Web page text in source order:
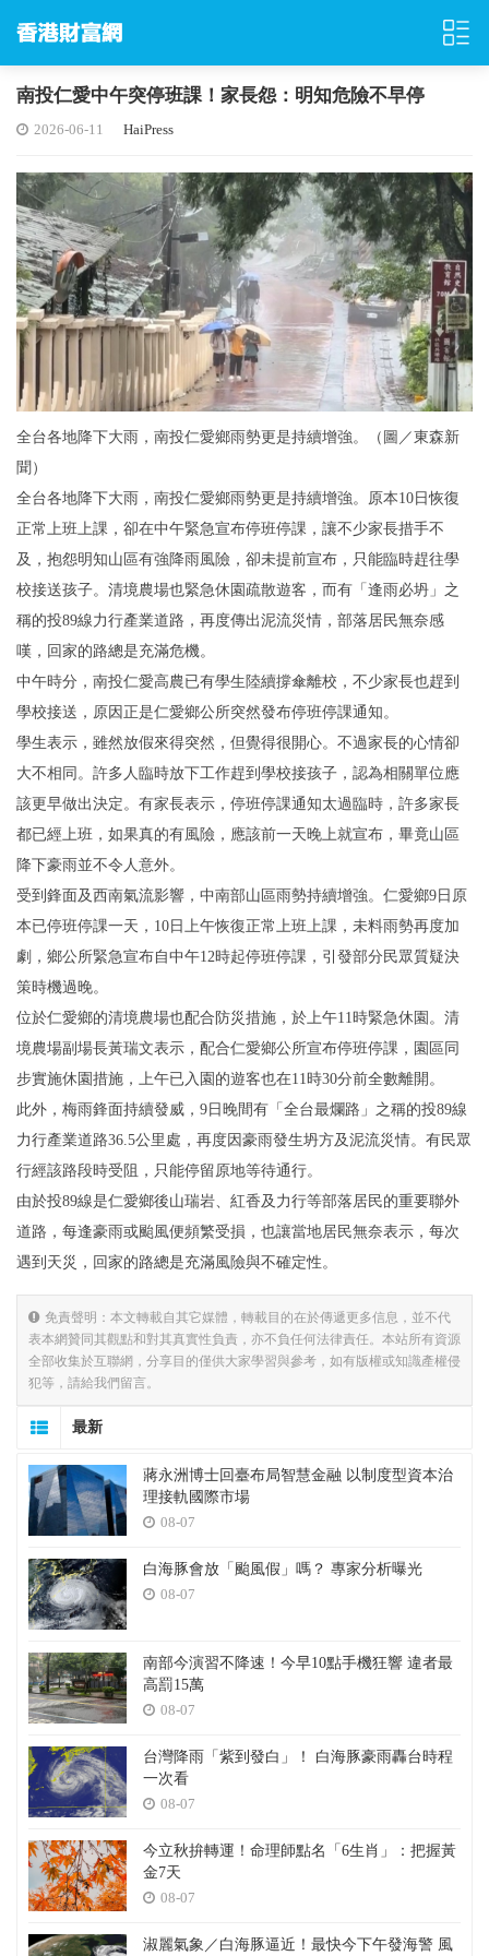
南投仁愛中午突停班課！家長怨：明知危險不早停
2026-06-11 HaiPress
全台各地降下大雨，南投仁愛鄉雨勢更是持續增強。（圖／東森新
聞）
全台各地降下大雨，南投仁愛鄉雨勢更是持續增強。原本10日恢復
正常上班上課，卻在中午緊急宣布停班停課，讓不少家長措手不
及，抱怨明知山區有強降雨風險，卻未提前宣布，只能臨時趕往學
校接送孩子。清境農場也緊急休園疏散遊客，而有「逢雨必坍」之
稱的投89線力行產業道路，再度傳出泥流災情，部落居民無奈感
嘆，回家的路總是充滿危機。
中午時分，南投仁愛高農已有學生陸續撐傘離校，不少家長也趕到
學校接送，原因正是仁愛鄉公所突然發布停班停課通知。
學生表示，雖然放假來得突然，但覺得很開心。不過家長的心情卻
大不相同。許多人臨時放下工作趕到學校接孩子，認為相關單位應
該更早做出決定。有家長表示，停班停課通知太過臨時，許多家長
都已經上班，如果真的有風險，應該前一天晚上就宣布，畢竟山區
降下豪雨並不令人意外。
受到鋒面及西南氣流影響，中南部山區雨勢持續增強。仁愛鄉9日原
本已停班停課一天，10日上午恢復正常上班上課，未料雨勢再度加
劇，鄉公所緊急宣布自中午12時起停班停課，引發部分民眾質疑決
策時機過晚。
位於仁愛鄉的清境農場也配合防災措施，於上午11時緊急休園。清
境農場副場長黃瑞文表示，配合仁愛鄉公所宣布停班停課，園區同
步實施休園措施，上午已入園的遊客也在11時30分前全數離開。
此外，梅雨鋒面持續發威，9日晚間有「全台最爛路」之稱的投89線
力行產業道路36.5公里處，再度因豪雨發生坍方及泥流災情。有民眾
行經該路段時受阻，只能停留原地等待通行。
由於投89線是仁愛鄉後山瑞岩、紅香及力行等部落居民的重要聯外
道路，每逢豪雨或颱風便頻繁受損，也讓當地居民無奈表示，每次
遇到天災，回家的路總是充滿風險與不確定性。
免責聲明：本文轉載自其它媒體，轉載目的在於傳遞更多信息，並不代
表本網贊同其觀點和對其真實性負責，亦不負任何法律責任。本站所有資源
全部收集於互聯網，分享目的僅供大家學習與參考，如有版權或知識產權侵
犯等，請給我們留言。
最新
蔣永洲博士回臺布局智慧金融 以制度型資本治
理接軌國際市場
08-07
白海豚會放「颱風假」嗎？ 專家分析曝光
08-07
南部今演習不降速！今早10點手機狂響 違者最
高罰15萬
08-07
台灣降雨「紫到發白」！ 白海豚豪雨轟台時程
一次看
08-07
今立秋拚轉運！命理師點名「6生肖」：把握黃
金7天
08-07
淑麗氣象／白海豚逼近！最快今下午發海警 風